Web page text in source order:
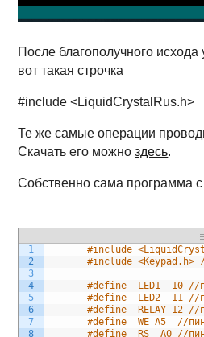
После благополучного исхода
вот такая строчка
#include <LiquidCrystalRus.h>
Те же самые операции
Скачать его можноздесь.
Собственно сама программа
1
2
3
4
5
6
7
8
#include
#include <Keypad.h>
#define  LED1  10 //
#define  LED2  11 //
#define  RELAY 12 //
#define  WE A5  //
#define  RS  A0 //